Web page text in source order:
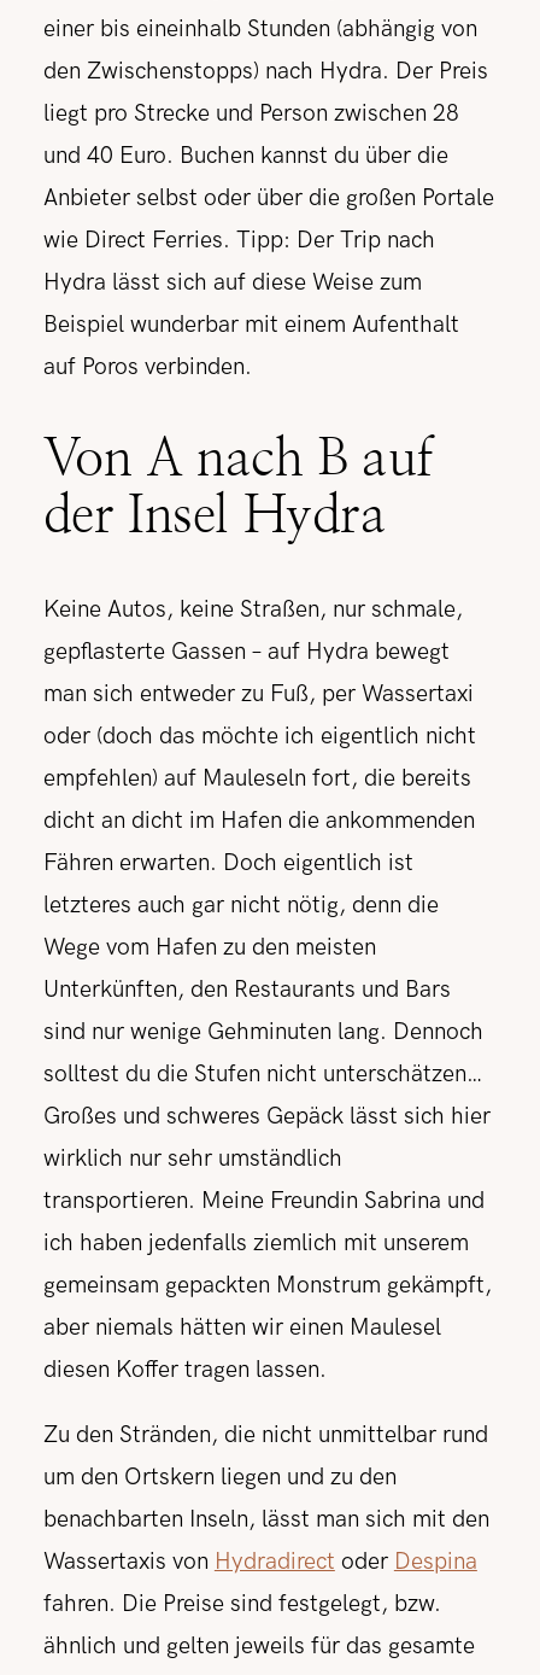
einer bis eineinhalb Stunden (abhängig von
den Zwischenstopps) nach Hydra. Der Preis
liegt pro Strecke und Person zwischen 28
und 40 Euro. Buchen kannst du über die
Anbieter selbst oder über die großen Portale
wie Direct Ferries. Tipp: Der Trip nach
Hydra lässt sich auf diese Weise zum
Beispiel wunderbar mit einem Aufenthalt
auf Poros verbinden.
Von A nach B auf
der Insel Hydra
Keine Autos, keine Straßen, nur schmale,
gepflasterte Gassen – auf Hydra bewegt
man sich entweder zu Fuß, per Wassertaxi
oder (doch das möchte ich eigentlich nicht
empfehlen) auf Mauleseln fort, die bereits
dicht an dicht im Hafen die ankommenden
Fähren erwarten. Doch eigentlich ist
letzteres auch gar nicht nötig, denn die
Wege vom Hafen zu den meisten
Unterkünften, den Restaurants und Bars
sind nur wenige Gehminuten lang. Dennoch
solltest du die Stufen nicht unterschätzen…
Großes und schweres Gepäck lässt sich hier
wirklich nur sehr umständlich
transportieren. Meine Freundin Sabrina und
ich haben jedenfalls ziemlich mit unserem
gemeinsam gepackten Monstrum gekämpft,
aber niemals hätten wir einen Maulesel
diesen Koffer tragen lassen.
Zu den Stränden, die nicht unmittelbar rund
um den Ortskern liegen und zu den
benachbarten Inseln, lässt man sich mit den
Wassertaxis von Hydradirect oder Despina
fahren. Die Preise sind festgelegt, bzw.
ähnlich und gelten jeweils für das gesamte